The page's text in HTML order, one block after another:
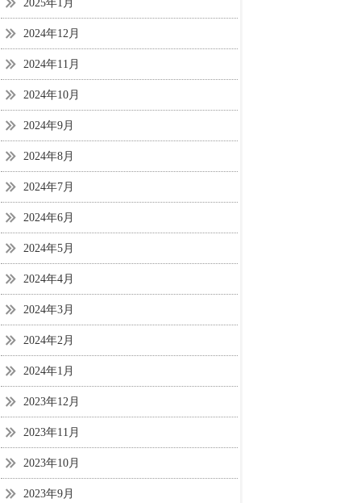
2025年1月
2024年12月
2024年11月
2024年10月
2024年9月
2024年8月
2024年7月
2024年6月
2024年5月
2024年4月
2024年3月
2024年2月
2024年1月
2023年12月
2023年11月
2023年10月
2023年9月